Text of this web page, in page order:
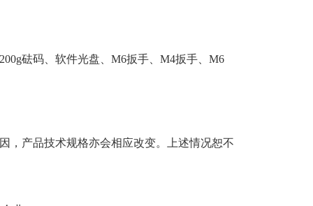
砝码、软件光盘、M6扳手、M4扳手、M6
，产品技术规格亦会相应改变。上述情况恕不